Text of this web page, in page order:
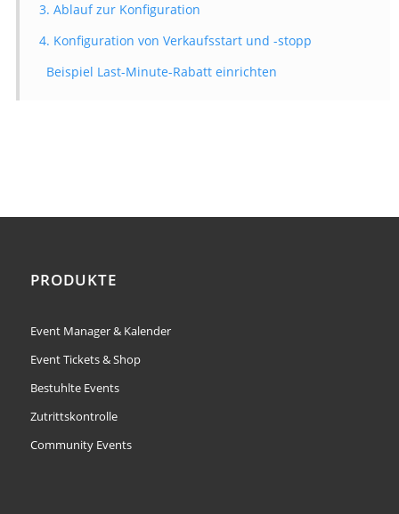
3. Ablauf zur Konfiguration
4. Konfiguration von Verkaufsstart und -stopp
Beispiel Last-Minute-Rabatt einrichten
PRODUKTE
Event Manager & Kalender
Event Tickets & Shop
Bestuhlte Events
Zutrittskontrolle
Community Events